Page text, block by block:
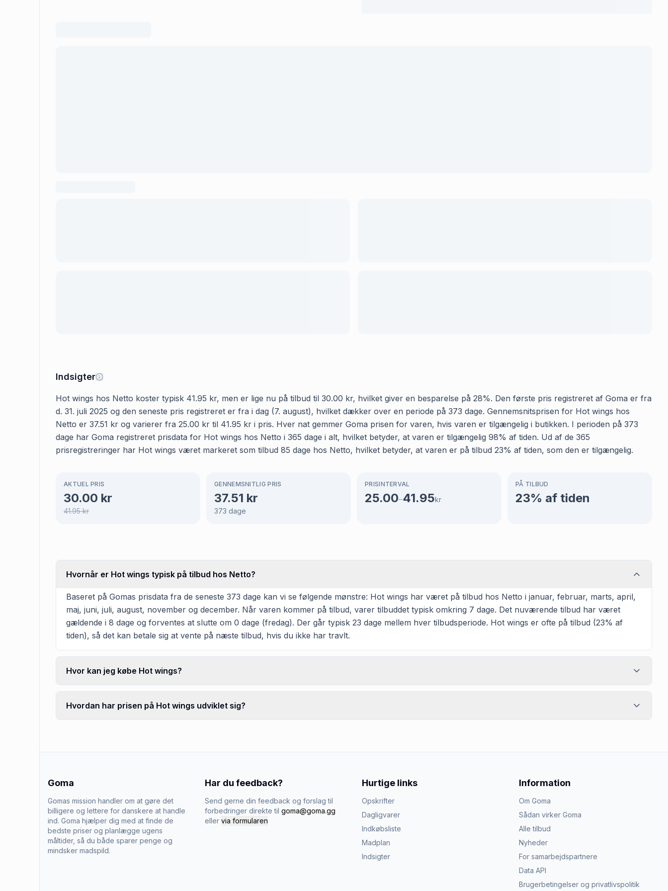
Indsigter
Hot wings hos Netto koster typisk 41.95 kr, men er lige nu på tilbud til 30.00 kr, hvilket giver en besparelse på 28%. Den første pris registreret af Goma er fra
d. 31. juli 2025 og den seneste pris registreret er fra i dag (7. august), hvilket dækker over en periode på 373 dage. Gennemsnitsprisen for Hot wings hos
Netto er 37.51 kr og varierer fra 25.00 kr til 41.95 kr i pris. Hver nat gemmer Goma prisen for varen, hvis varen er tilgængelig i butikken. I perioden på 373
dage har Goma registreret prisdata for Hot wings hos Netto i 365 dage i alt, hvilket betyder, at varen er tilgængelig 98% af tiden. Ud af de 365
prisregistreringer har Hot wings været markeret som tilbud 85 dage hos Netto, hvilket betyder, at varen er på tilbud 23% af tiden, som den er tilgængelig.
AKTUEL PRIS
30.00 kr
41.95kr
GENNEMSNITLIG PRIS
37.51 kr
373 dage
PRISINTERVAL
25.00–41.95kr
PÅ TILBUD
23% af tiden
Hvornår er Hot wings typisk på tilbud hos Netto?
Baseret på Gomas prisdata fra de seneste 373 dage kan vi se følgende mønstre: Hot wings har været på tilbud hos Netto i januar, februar, marts, april,
maj, juni, juli, august, november og december. Når varen kommer på tilbud, varer tilbuddet typisk omkring 7 dage. Det nuværende tilbud har været
gældende i 8 dage og forventes at slutte om 0 dage (fredag). Der går typisk 23 dage mellem hver tilbudsperiode. Hot wings er ofte på tilbud (23% af
tiden), så det kan betale sig at vente på næste tilbud, hvis du ikke har travlt.
Hvor kan jeg købe Hot wings?
Hvordan har prisen på Hot wings udviklet sig?
Goma
Gomas mission handler om at gøre det
billigere og lettere for danskere at handle
ind. Goma hjælper dig med at finde de
bedste priser og planlægge ugens
måltider, så du både sparer penge og
mindsker madspild.
Har du feedback?
Send gerne din feedback og forslag til
forbedringer direkte til goma@goma.gg
eller via formularen
Hurtige links
Opskrifter
Dagligvarer
Indkøbsliste
Madplan
Indsigter
Information
Om Goma
Sådan virker Goma
Alle tilbud
Nyheder
For samarbejdspartnere
Data API
Brugerbetingelser og privatlivspolitik